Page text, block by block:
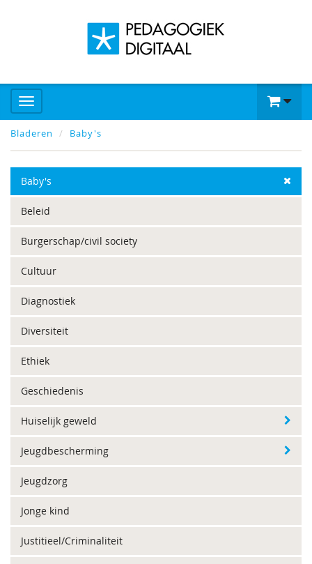
Bladeren Baby's
Baby's
Beleid
Burgerschap/civil society
Cultuur
Diagnostiek
Diversiteit
Ethiek
Geschiedenis
Huiselijk geweld
Jeugdbescherming
Jeugdzorg
Jonge kind
Justitieel/Criminaliteit